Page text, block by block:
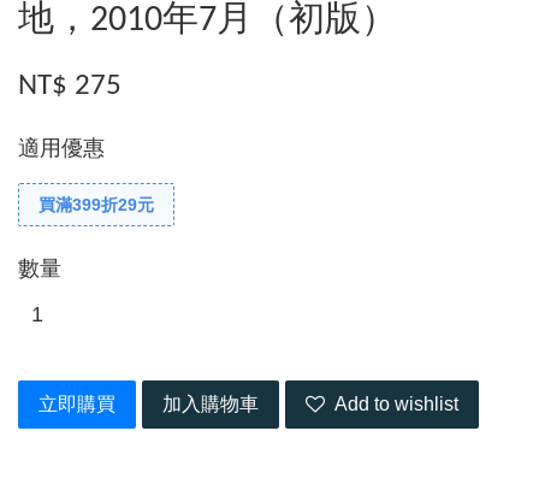
地，2010年7月（初版）
NT$ 275
適用優惠
買滿399折29元
數量
立即購買 加入購物車 Add to wishlist